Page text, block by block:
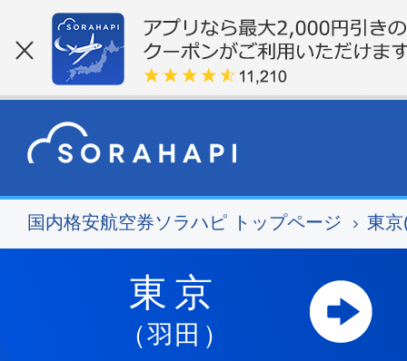
国内格安航空券ソラハピ トップページ 東
東京
（羽田）